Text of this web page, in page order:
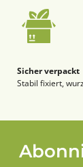
Sicher verpackt
Stabil fixiert,